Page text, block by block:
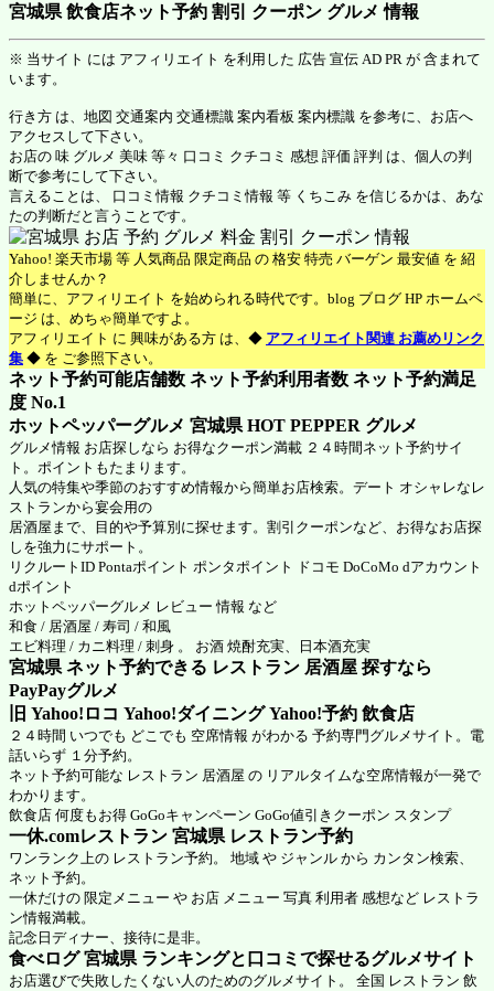
宮城県 飲食店ネット予約 割引 クーポン グルメ 情報
※ 当サイト には アフィリエイト を利用した 広告 宣伝 AD PR が 含まれて
います。
行き方 は、地図 交通案内 交通標識 案内看板 案内標識 を参考に、お店へ
アクセスして下さい。
お店の 味 グルメ 美味 等々 口コミ クチコミ 感想 評価 評判 は、個人の判
断で参考にして下さい。
言えることは、 口コミ情報 クチコミ情報 等 くちこみ を信じるかは、あな
たの判断だと言うことです。
Yahoo! 楽天市場 等 人気商品 限定商品 の 格安 特売 バーゲン 最安値 を 紹
介しませんか？
簡単に、アフィリエイト を始められる時代です。blog ブログ HP ホームペ
ージ は、めちゃ簡単ですよ。
アフィリエイト に 興味がある方 は、◆ アフィリエイト関連 お薦めリンク
集 ◆ を ご参照下さい。
ネット予約可能店舗数 ネット予約利用者数 ネット予約満足
度 No.1
ホットペッパーグルメ 宮城県 HOT PEPPER グルメ
グルメ情報 お店探しなら お得なクーポン満載 ２４時間ネット予約サイ
ト。ポイントもたまります。
人気の特集や季節のおすすめ情報から簡単お店検索。デート オシャレなレ
ストランから宴会用の
居酒屋まで、目的や予算別に探せます。割引クーポンなど、お得なお店探
しを強力にサポート。
リクルートID Pontaポイント ポンタポイント ドコモ DoCoMo dアカウント
dポイント
ホットペッパーグルメ レビュー 情報 など
和食 / 居酒屋 / 寿司 / 和風
エビ料理 / カニ料理 / 刺身 。 お酒 焼酎充実、日本酒充実
宮城県 ネット予約できる レストラン 居酒屋 探すなら
PayPayグルメ
旧 Yahoo!ロコ Yahoo!ダイニング Yahoo!予約 飲食店
２４時間 いつでも どこでも 空席情報 がわかる 予約専門グルメサイト。電
話いらず １分予約。
ネット予約可能な レストラン 居酒屋 の リアルタイムな空席情報が一発で
わかります。
飲食店 何度もお得 GoGoキャンペーン GoGo値引きクーポン スタンプ
一休.comレストラン 宮城県 レストラン予約
ワンランク上の レストラン予約。 地域 や ジャンル から カンタン検索、
ネット予約。
一休だけの 限定メニュー や お店 メニュー 写真 利用者 感想など レストラ
ン情報満載。
記念日ディナー、接待に是非。
食べログ 宮城県 ランキングと口コミで探せるグルメサイト
お店選びで失敗したくない人のためのグルメサイト。 全国 レストラン 飲